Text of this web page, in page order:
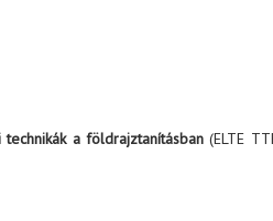
technikák a földrajztanításban(ELTE